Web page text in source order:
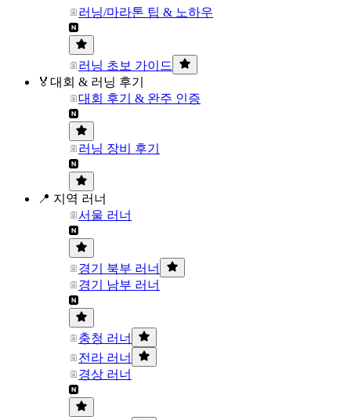
러닝/마라톤 팁 & 노하우
러닝 초보 가이드
🏅대회 & 러닝 후기
대회 후기 & 완주 인증
러닝 장비 후기
📍 지역 러너
서울 러너
경기 북부 러너
경기 남부 러너
충청 러너
전라 러너
경상 러너